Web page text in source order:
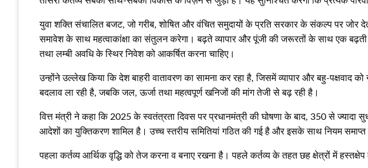
युवा शक्ति संचालित बजट, जो गरीब, शोषित और वंचित समुदायों के प्रति सरकार के संकल्प पर जोर
समावेश के साथ महत्वाकांक्षा का संतुलन करेगा। बढ़ते व्यापार और पूंजी की जरूरतों के साथ एक बढ़ती
तथा लम्बी अवधि के स्थिर निवेश को आकर्षित करना चाहिए।
उन्होंने उल्लेख किया कि देश बाहरी वातावरण का सामना कर रहा है, जिसमें व्यापार और बहु-
बदलाव ला रही है, जबकि जल, ऊर्जा तथा महत्वपूर्ण खनिजों की मांग तेजी से बढ़ रही है।
वित्त मंत्री ने कहा कि 2025 के स्वतंत्रता दिवस पर प्रधानमंत्री की घोषणा के बाद, 350 से
आदेशों का युक्तिकरण शामिल है। उच्च स्तरीय समितियां गठित की गई है और इसके साथ नियम
पहला कर्तव्य आर्थिक वृद्धि को तेज करना व बनाए रखना है। पहले कर्तव्य के तहत छह क्षेत्रों में हस्तक्षेप